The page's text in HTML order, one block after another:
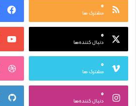
۰
مشترک ها
۰
دنبال کننده‌ها
۰
مشترک ها
۰
دنبال کننده‌ها